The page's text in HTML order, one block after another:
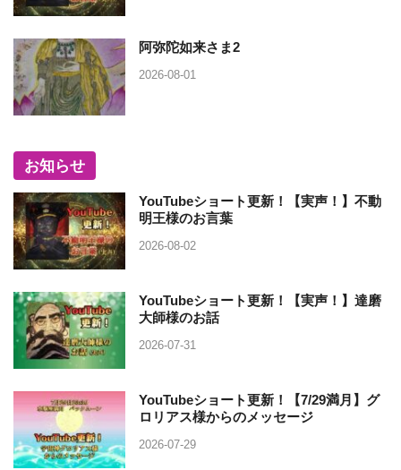
阿弥陀如来さま2
2026-08-01
お知らせ
YouTubeショート更新！【実声！】不動
明王様のお言葉
2026-08-02
YouTubeショート更新！【実声！】達磨
大師様のお話
2026-07-31
YouTubeショート更新！【7/29満月】グ
ロリアス様からのメッセージ
2026-07-29